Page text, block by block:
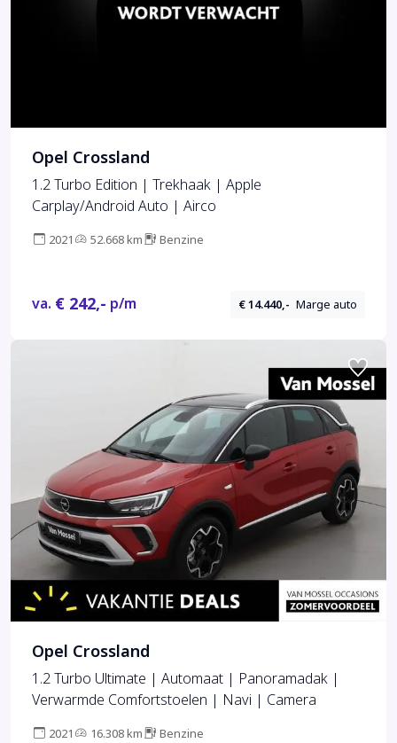
Opel Crossland
1.2 Turbo Edition | Trekhaak | Apple
Carplay/Android Auto | Airco
2021 52.668 km Benzine
va. € 242,- p/m € 14.440,- Marge auto
Opel Crossland
1.2 Turbo Ultimate | Automaat | Panoramadak |
Verwarmde Comfortstoelen | Navi | Camera
2021 16.308 km Benzine